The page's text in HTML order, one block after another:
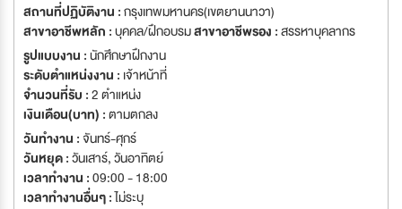
สถานที่ปฏิบัติงาน :กรุงเทพมหานคร(เขตยานนาวา)
สาขาอาชีพหลัก :บุคคล/ฝึกอบรมสาขาอาชีพรอง :สรรหาบุคลากร
รูปแบบงาน :นักศึกษาฝึกงาน
ระดับตำแหน่งงาน : เจ้าหน้าที่
จำนวนที่รับ :2 ตำแหน่ง
เงินเดือน(บาท) :ตามตกลง
วันทำงาน :จันทร์-ศุกร์
วันหยุด :วันเสาร์,วันอาทิตย์
เวลาทำงาน :09:00 - 18:00
เวลาทำงานอื่นๆ :ไม่ระบุ